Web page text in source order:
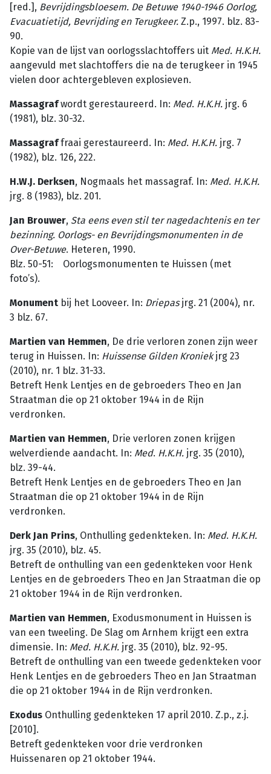
[red.], Bevrijdingsbloesem. De Betuwe 1940-1946 Oorlog,
Evacuatietijd, Bevrijding en Terugkeer. Z.p., 1997. blz. 83-
90.
Kopie van de lijst van oorlogsslachtoffers uit Med. H.K.H.
aangevuld met slachtoffers die na de terugkeer in 1945
vielen door achtergebleven explosieven.
Massagrafwordt gerestaureerd. In: Med. H.K.H. jrg. 6
(1981), blz. 30-32.
Massagraffraai gerestaureerd. In: Med. H.K.H. jrg. 7
(1982), blz. 126, 222.
H.W.J. Derksen, Nogmaals het massagraf. In: Med. H.K.H.
jrg. 8 (1983), blz. 201.
Jan Brouwer, Sta eens even stil ter nagedachtenis en ter
bezinning. Oorlogs- en Bevrijdings­monumenten in de
Over-Betuwe. Heteren, 1990.
Blz. 50-51: Oorlogsmonumenten te Huissen (met
foto’s).
Monument bij het Looveer. In: Driepasjrg. 21 (2004), nr.
3 blz. 67.
Martien van Hemmen, De drie verloren zonen zijn weer
terug in Huissen. In: Huissense Gilden Kroniekjrg 23
(2010), nr. 1 blz. 31-33.
Betreft Henk Lentjes en de gebroeders Theo en Jan
Straatman die op 21 oktober 1944 in de Rijn
verdronken.
Martien van Hemmen, Drie verloren zonen krijgen
welverdiende aandacht. In: Med. H.K.H. jrg. 35 (2010),
blz. 39-44.
Betreft Henk Lentjes en de gebroeders Theo en Jan
Straatman die op 21 oktober 1944 in de Rijn
verdronken.
Derk Jan Prins, Onthulling gedenkteken. In: Med. H.K.H.
jrg. 35 (2010), blz. 45.
Betreft de onthulling van een gedenkteken voor Henk
Lentjes en de gebroeders Theo en Jan Straatman die op
21 oktober 1944 in de Rijn verdronken.
Martien van Hemmen, Exodusmonument in Huissen is
van een tweeling. De Slag om Arnhem krijgt een extra
dimensie. In: Med. H.K.H. jrg. 35 (2010), blz. 92-95.
Betreft de onthulling van een tweede gedenkteken voor
Henk Lentjes en de gebroeders Theo en Jan Straatman
die op 21 oktober 1944 in de Rijn verdronken.
Exodus Onthulling gedenkteken 17 april 2010. Z.p., z.j.
[2010].
Betreft gedenkteken voor drie verdronken
Huissenaren op 21 oktober 1944.